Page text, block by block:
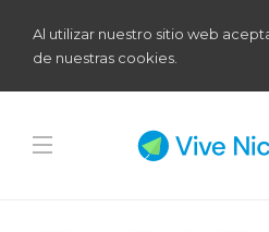
Al utilizar nuestro sitio web
de nuestras cookies.